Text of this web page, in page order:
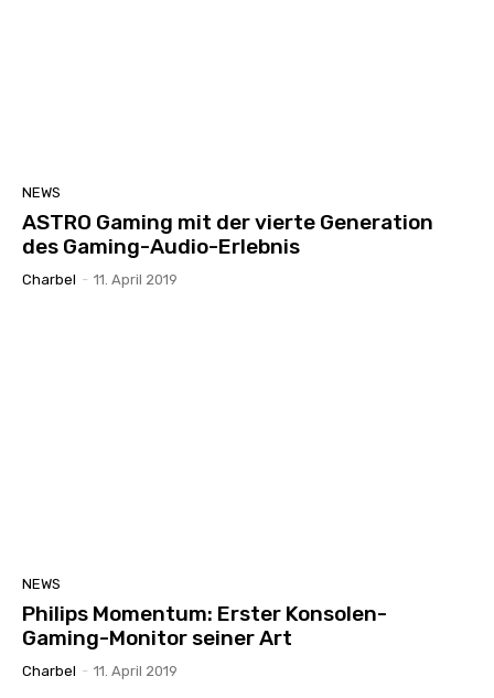
NEWS
ASTRO Gaming mit der vierte Generation
des Gaming-Audio-Erlebnis
Charbel - 11. April 2019
NEWS
Philips Momentum: Erster Konsolen-
Gaming-Monitor seiner Art
Charbel - 11. April 2019